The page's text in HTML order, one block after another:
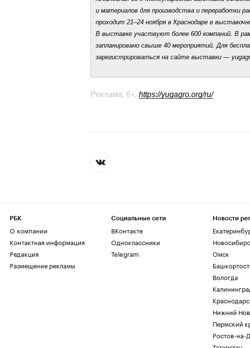
и материалов для производства и переработки
проходит 21–24 ноября в Краснодаре в
В выставке участвуют более 600 компаний. В
запланировано свыше 40 мероприятий. Для
зарегистрироваться на сайте выставки —
Реклама, 6+, https://yugagro.org/ru/
РБК
О компании
Контактная информация
Редакция
Размещение рекламы
Социальные сети
ВКонтакте
Одноклассники
Telegram
Новости
Омск
Вологда
Нижний
Пермский
Ростов-на-